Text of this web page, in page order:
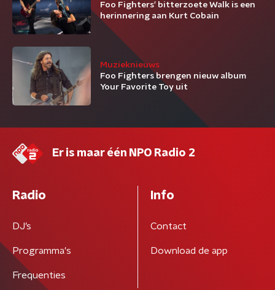
Foo Fighters' bitterzoete Walk is een
herinnering aan Kurt Cobain
Muzieknieuws
Foo Fighters brengen nieuw album
Your Favorite Toy uit
Er is maar één NPO Radio 2
Radio
DJ’s
Programma's
Frequenties
Info
Contact
Download de app